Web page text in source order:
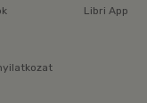
Libri App